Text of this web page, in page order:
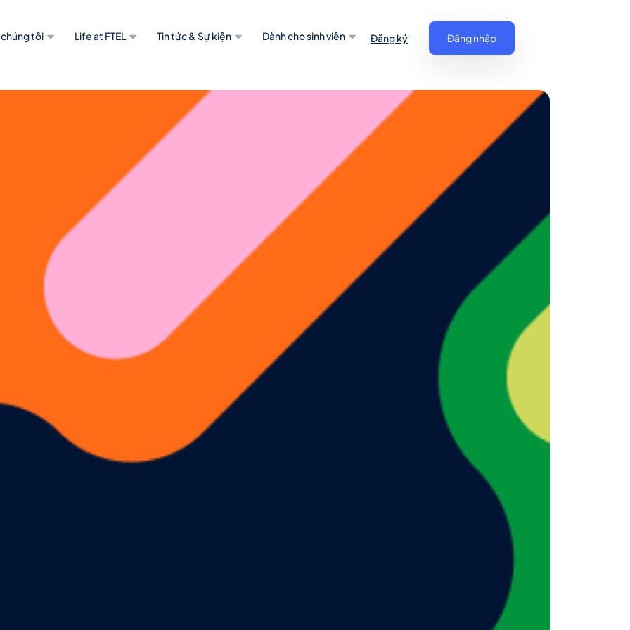
tôi Life at FTEL Tin tức & Sự kiện Dành cho sinh viên Đăng ký Đăng nhập